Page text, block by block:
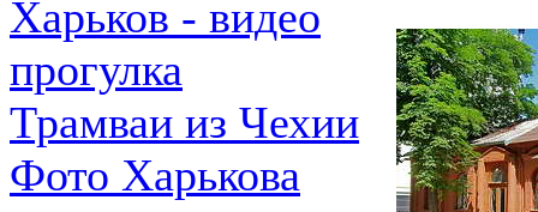
Харьков - видео
прогулка
Трамваи из Чехии
Фото Харькова